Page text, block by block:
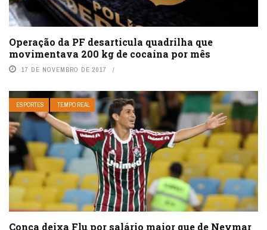
Operação da PF desarticula quadrilha que
movimentava 200 kg de cocaína por mês
17 DE NOVEMBRO DE 2017
ESPORTES TEMPO REAL
Conca deixa Flu por salário maior que de Neymar